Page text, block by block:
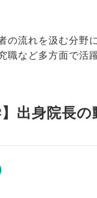
の流れを汲む分野
など多方面で活
出身院長の